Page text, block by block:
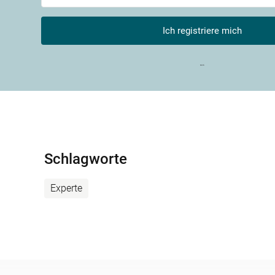
Ich registriere mich
Schlagworte
Experte